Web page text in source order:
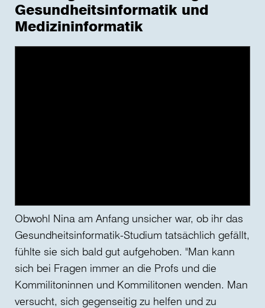
Gesundheitsinformatik und
Medizininformatik
Obwohl Nina am Anfang unsicher war, ob ihr das
Gesundheitsinformatik-Studium tatsächlich gefällt,
fühlte sie sich bald gut aufgehoben. "Man kann
sich bei Fragen immer an die Profs und die
Kommilitoninnen und Kommilitonen wenden. Man
versucht, sich gegenseitig zu helfen und zu